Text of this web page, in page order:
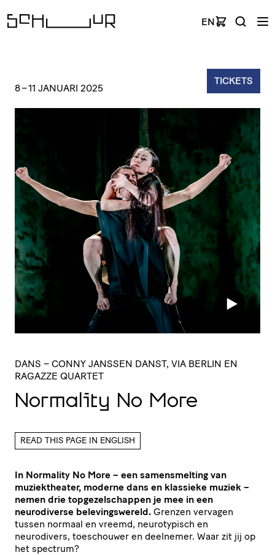
EN
TICKETS
8–11 JANUARI 2025
DANS – CONNY JANSSEN DANST, VIA BERLIN EN
RAGAZZE QUARTET
Normality No More
READ THIS PAGE IN ENGLISH
In Normality No More – een samensmelting van
muziektheater, moderne dans en klassieke muziek –
nemen drie topgezelschappen je mee in een
neurodiverse belevingswereld. Grenzen vervagen
tussen normaal en vreemd, neurotypisch en
neurodivers, toeschouwer en deelnemer. Waar zit jij op
het spectrum?